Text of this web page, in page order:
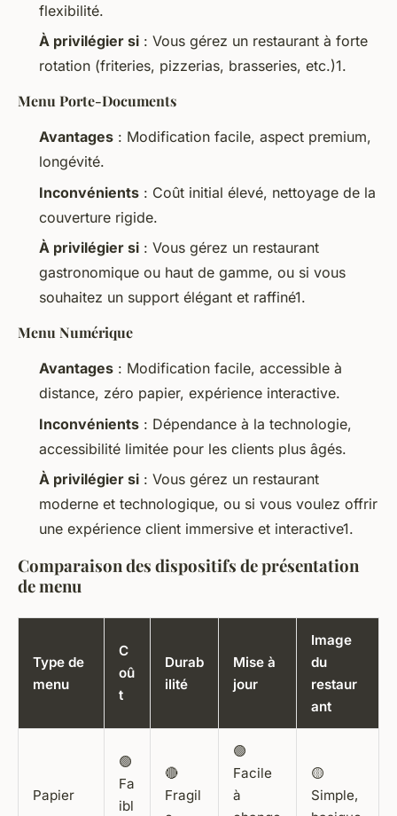
flexibilité.
À privilégier si : Vous gérez un restaurant à forte
rotation (friteries, pizzerias, brasseries, etc.)1.
Menu Porte-Documents
Avantages : Modification facile, aspect premium,
longévité.
Inconvénients : Coût initial élevé, nettoyage de la
couverture rigide.
À privilégier si : Vous gérez un restaurant
gastronomique ou haut de gamme, ou si vous
souhaitez un support élégant et raffiné1.
Menu Numérique
Avantages : Modification facile, accessible à
distance, zéro papier, expérience interactive.
Inconvénients : Dépendance à la technologie,
accessibilité limitée pour les clients plus âgés.
À privilégier si : Vous gérez un restaurant
moderne et technologique, ou si vous voulez offrir
une expérience client immersive et interactive1.
Comparaison des dispositifs de présentation
de menu
Type de
menu
C
oû
t
Durab
ilité
Mise à
jour
Image
du
restaur
ant
Papier
🟢
Fa
ibl
🔴
Fragil
🟢
Facile
à
🟡
Simple,